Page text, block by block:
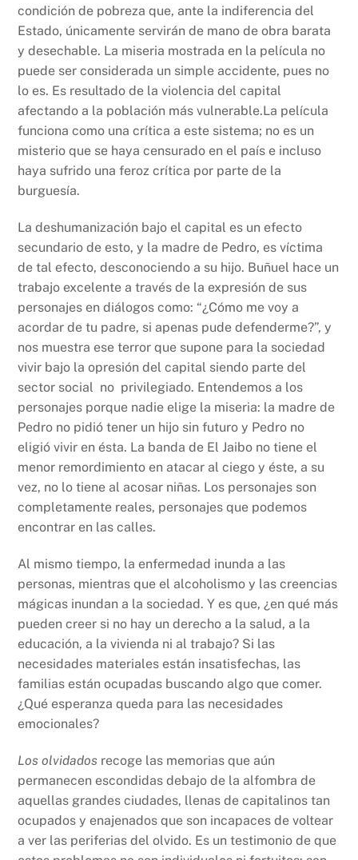
condición de pobreza que, ante la indiferencia del
Estado, únicamente servirán de mano de obra barata
y desechable. La miseria mostrada en la película no
puede ser considerada un simple accidente, pues no
lo es. Es resultado de la violencia del capital
afectando a la población más vulnerable.La película
funciona como una crítica a este sistema; no es un
misterio que se haya censurado en el país e incluso
haya sufrido una feroz crítica por parte de la
burguesía.
La deshumanización bajo el capital es un efecto
secundario de esto, y la madre de Pedro, es víctima
de tal efecto, desconociendo a su hijo. Buñuel hace un
trabajo excelente a través de la expresión de sus
personajes en diálogos como: “¿Cómo me voy a
acordar de tu padre, si apenas pude defenderme?”, y
nos muestra ese terror que supone para la sociedad
vivir bajo la opresión del capital siendo parte del
sector social no privilegiado. Entendemos a los
personajes porque nadie elige la miseria: la madre de
Pedro no pidió tener un hijo sin futuro y Pedro no
eligió vivir en ésta. La banda de El Jaibo no tiene el
menor remordimiento en atacar al ciego y éste, a su
vez, no lo tiene al acosar niñas. Los personajes son
completamente reales, personajes que podemos
encontrar en las calles.
Al mismo tiempo, la enfermedad inunda a las
personas, mientras que el alcoholismo y las creencias
mágicas inundan a la sociedad. Y es que, ¿en qué más
pueden creer si no hay un derecho a la salud, a la
educación, a la vivienda ni al trabajo? Si las
necesidades materiales están insatisfechas, las
familias están ocupadas buscando algo que comer.
¿Qué esperanza queda para las necesidades
emocionales?
Los olvidados recoge las memorias que aún
permanecen escondidas debajo de la alfombra de
aquellas grandes ciudades, llenas de capitalinos tan
ocupados y enajenados que son incapaces de voltear
a ver las periferias del olvido. Es un testimonio de que